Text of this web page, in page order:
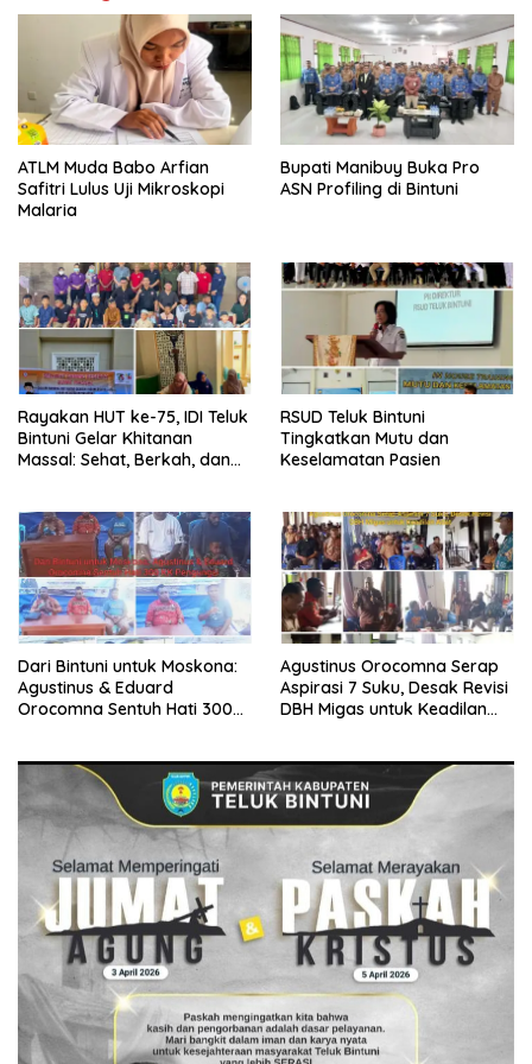
ATLM Muda Babo Arfian
Safitri Lulus Uji Mikroskopi
Malaria
Bupati Manibuy Buka Pro
ASN Profiling di Bintuni
Rayakan HUT ke-75, IDI Teluk
Bintuni Gelar Khitanan
Massal: Sehat, Berkah, dan
RSUD Teluk Bintuni
Tingkatkan Mutu dan
Keselamatan Pasien
Dari Bintuni untuk Moskona:
Agustinus & Eduard
Orocomna Sentuh Hati 300
Agustinus Orocomna Serap
Aspirasi 7 Suku, Desak Revisi
DBH Migas untuk Keadilan